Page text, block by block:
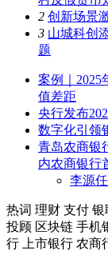
2 创新场景
3 山城科创
题
案例｜2025
值差距
央行发布
数字化引领
青岛农商银
内农商银行
李源
热词 理财 支付 银
投顾 区块链 手机
行
上市银行 农商